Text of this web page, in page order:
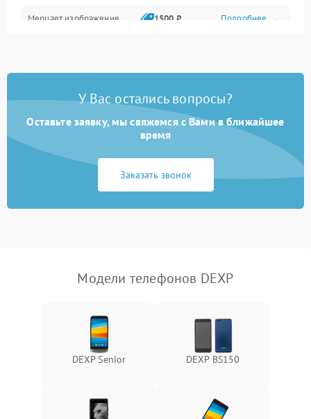
Мерцает изображение 1500 ₽ Подробнее →
У Вас остались вопросы?
Оставьте заявку, мы свяжемся с Вами в ближайшее
время
Заказать звонок
Модели телефонов DEXP
DEXP Senior DEXP BS150